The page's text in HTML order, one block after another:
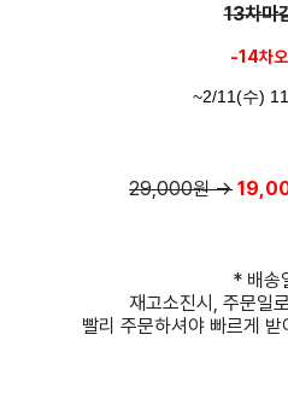
13차마
-14차
~2/11(수)
29,000원 →
* 배송
재고소진시, 주문일
빨리 주문하셔야 빠르게